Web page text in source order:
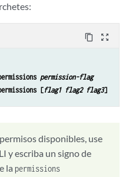
content_copy zoom_out_map
permission-flag
[flag1 flag2 flag3]
disponibles, use
y escriba un signo de
la permissions